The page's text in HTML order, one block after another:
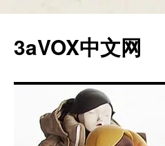
正
文
3aVOX中文网